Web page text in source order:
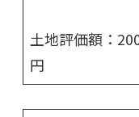
土地評価額：
円